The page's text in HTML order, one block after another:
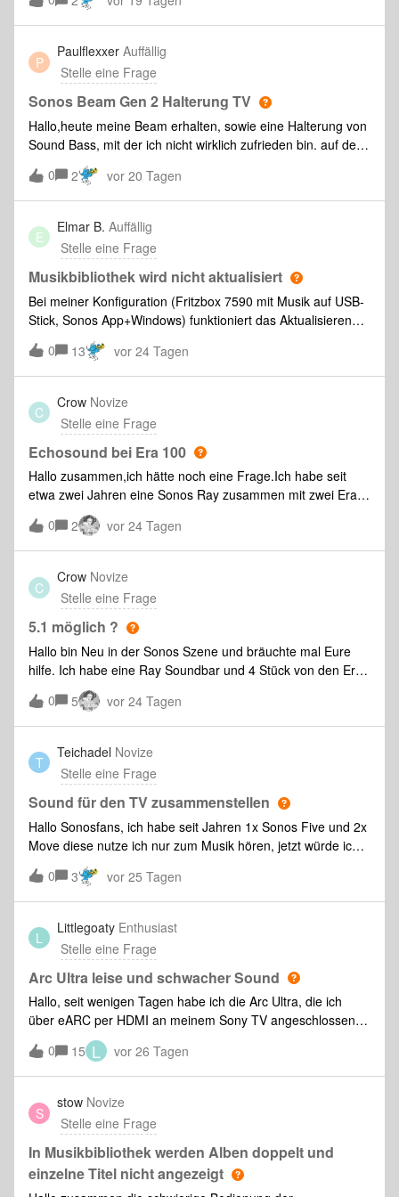
P
Paulflexxer Auffällig
Stelle eine Frage
Sonos Beam Gen 2 Halterung TV
Hallo,heute meine Beam erhalten, sowie eine Halterung von
Sound Bass, mit der ich nicht wirklich zufrieden bin. auf dem
Bild zu sehen, die Schraube fest verschraubt mit der tv
Halterung und der Soundbar Halterung. das Problem, die
Halterung der Soundbar rutscht nach unten, sobald
Bewegung ins Spiel kommt. Sie sitzt ja schon relativ gut,
jedoch wenn ich unten ziehe, dann kommt diese auch
runter.. was ja nicht sein soll. Gibt es eventuell vernünftigere
Halterungen? Bevor ich hier 100 Halterungen bestelle, wollte
ich eure Meinung hören. Eventuell kann mir jemand was
besseres empfehlen, wo sich definitiv nichts bewegt.
0 2 vor 20 Tagen
E
Elmar B. Auffällig
Stelle eine Frage
Musikbibliothek wird nicht aktualisiert
Bei meiner Konfiguration (Fritzbox 7590 mit Musik auf USB-
Stick, Sonos App+Windows) funktioniert das Aktualisieren
der MB nicht mehr (sowohl auf der App als auch in Windows
probiert). Neue Musiktitel, die physikalisch am Stick sind,
tauchen in der MB nicht auf.Was kann ich noch probieren?
0 13 vor 24 Tagen
C
Crow Novize
Stelle eine Frage
Echosound bei Era 100
Hallo zusammen,ich hätte noch eine Frage.Ich habe seit
etwa zwei Jahren eine Sonos Ray zusammen mit zwei Era
100 als Surround-Lautsprecher im Einsatz. Seit ungefähr
zwei Monaten tritt jedoch immer wieder folgendes Problem
auf:Plötzlich ist einer der beiden Era 100 zeitverzögert,
sodass ein deutliches Echo entsteht.Wenn ich den
betroffenen Lautsprecher anschließend kurz vom Strom
trenne, funktioniert er danach gar nicht mehr. Es kommt kein
Ton mehr heraus und wenn ich den Touch-Bereich oben
berühre, blinkt die LED nur kurz orange. Ansonsten reagiert
der Lautsprecher nicht mehr.Ich muss ihn dann jedes Mal
auf die Werkseinstellungen zurücksetzen und komplett neu
einrichten, damit er wieder funktioniert.Hat jemand von euch
0 2 vor 24 Tagen
C
Crow Novize
Stelle eine Frage
5.1 möglich ?
Hallo bin Neu in der Sonos Szene und bräuchte mal Eure
hilfe. Ich habe eine Ray Soundbar und 4 Stück von den Era
100 und würde gerne Sourround mit denen machen aber
schaffe es nicht .Wäre super wenn ihr mir da helfen könntet.
0 5 vor 24 Tagen
T
Teichadel Novize
Stelle eine Frage
Sound für den TV zusammenstellen
Hallo Sonosfans, ich habe seit Jahren 1x Sonos Five und 2x
Move diese nutze ich nur zum Musik hören, jetzt würde ich
gerne meine vorhanden Sonos Geräte mit einem weiteren
Sonos Arc erweitern und an einen TV anschließen. Jetzt zu
meiner Frage kann ich den Five, die zwei Move und einen
neuen ARC sinnvoll an einen TV koppeln und einen guten
Sound erwarten ? Oder passen die bestehen Geräte gar
nicht mit dem ARC zusammen ? lg Alex
0 3 vor 25 Tagen
L
Littlegoaty Enthusiast
Stelle eine Frage
Arc Ultra leise und schwacher Sound
Hallo, seit wenigen Tagen habe ich die Arc Ultra, die ich
über eARC per HDMI an meinem Sony TV angeschlossen
habe. Das Signal wird „passthrough“ durchgeschliffen.
Darüber hinaus ist noch ein Sub Mini mit der Arc verbunden.
Ansonsten keine weiteren Lautsprecher.Die Arc Ultra Ist der
Ersatz für die Beam Gen 2, die ich vorher an dem TV
hatte.Ich muss aber sagen, dass ich von der Leistung der
neuen Soundbar ziemlich enttäuscht bin. Ich würde sogar
soweit gehen, zu sagen, dass die Beam deutlich besser
geklungen hat. Der Sound ist sowohl bei linearem TV
Empfang, als auch beim Stream von Apple Music über die
0 15 L vor 26 Tagen
S
stow Novize
Stelle eine Frage
In Musikbibliothek werden Alben doppelt und
einzelne Titel nicht angezeigt